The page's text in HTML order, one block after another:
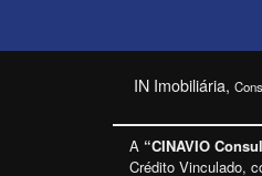
IN Imobiliária,
A “CINAVIO
Crédito Vinculado,